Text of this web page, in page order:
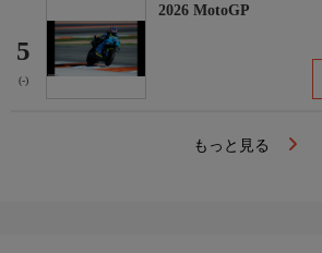
5
(-)
2026 MotoGP
もっと見る